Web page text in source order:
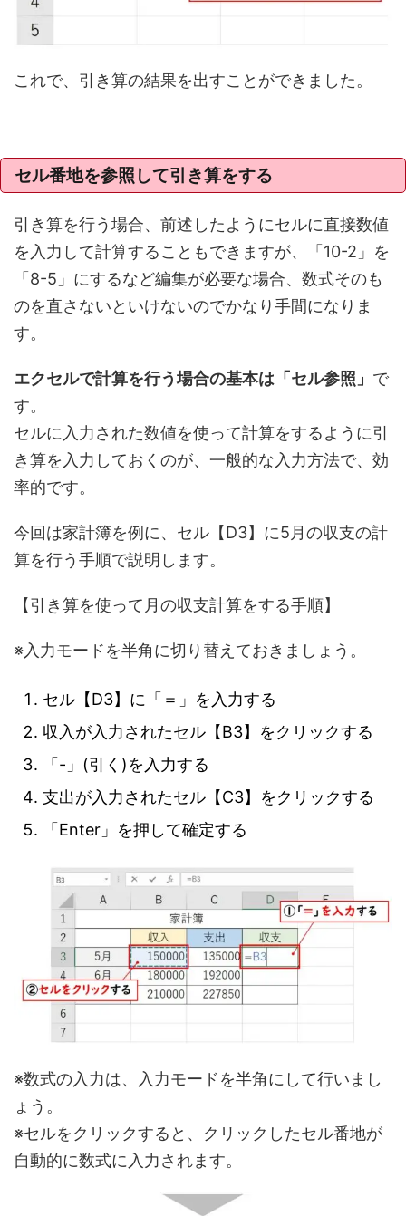
これで、引き算の結果を出すことができました。
セル番地を参照して引き算をする
引き算を行う場合、前述したようにセルに直接数値
を入力して計算することもできますが、「10-2」を
「8-5」にするなど編集が必要な場合、数式そのも
のを直さないといけないのでかなり手間になりま
す。
エクセルで計算を行う場合の基本は「セル参照」 で
す。
セルに入力された数値を使って計算をするように引
き算を入力しておくのが、一般的な入力方法で、効
率的です。
今回は家計簿を例に、セル【D3】に5月の収支の計
算を行う手順で説明します。
【引き算を使って月の収支計算をする手順】
※入力モードを半角に切り替えておきましょう。
セル【D3】に「＝」を入力する
収入が入力されたセル【B3】をクリックする
「-」(引く)を入力する
支出が入力されたセル【C3】をクリックする
「Enter」を押して確定する
※数式の入力は、入力モードを半角にして行いまし
ょう。
※セルをクリックすると、クリックしたセル番地が
自動的に数式に入力されます。